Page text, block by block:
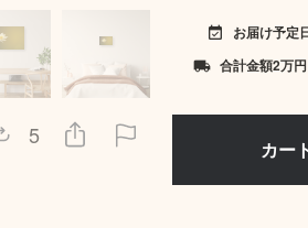
5
event_available お届け予定
local_shipping 合計金額2万